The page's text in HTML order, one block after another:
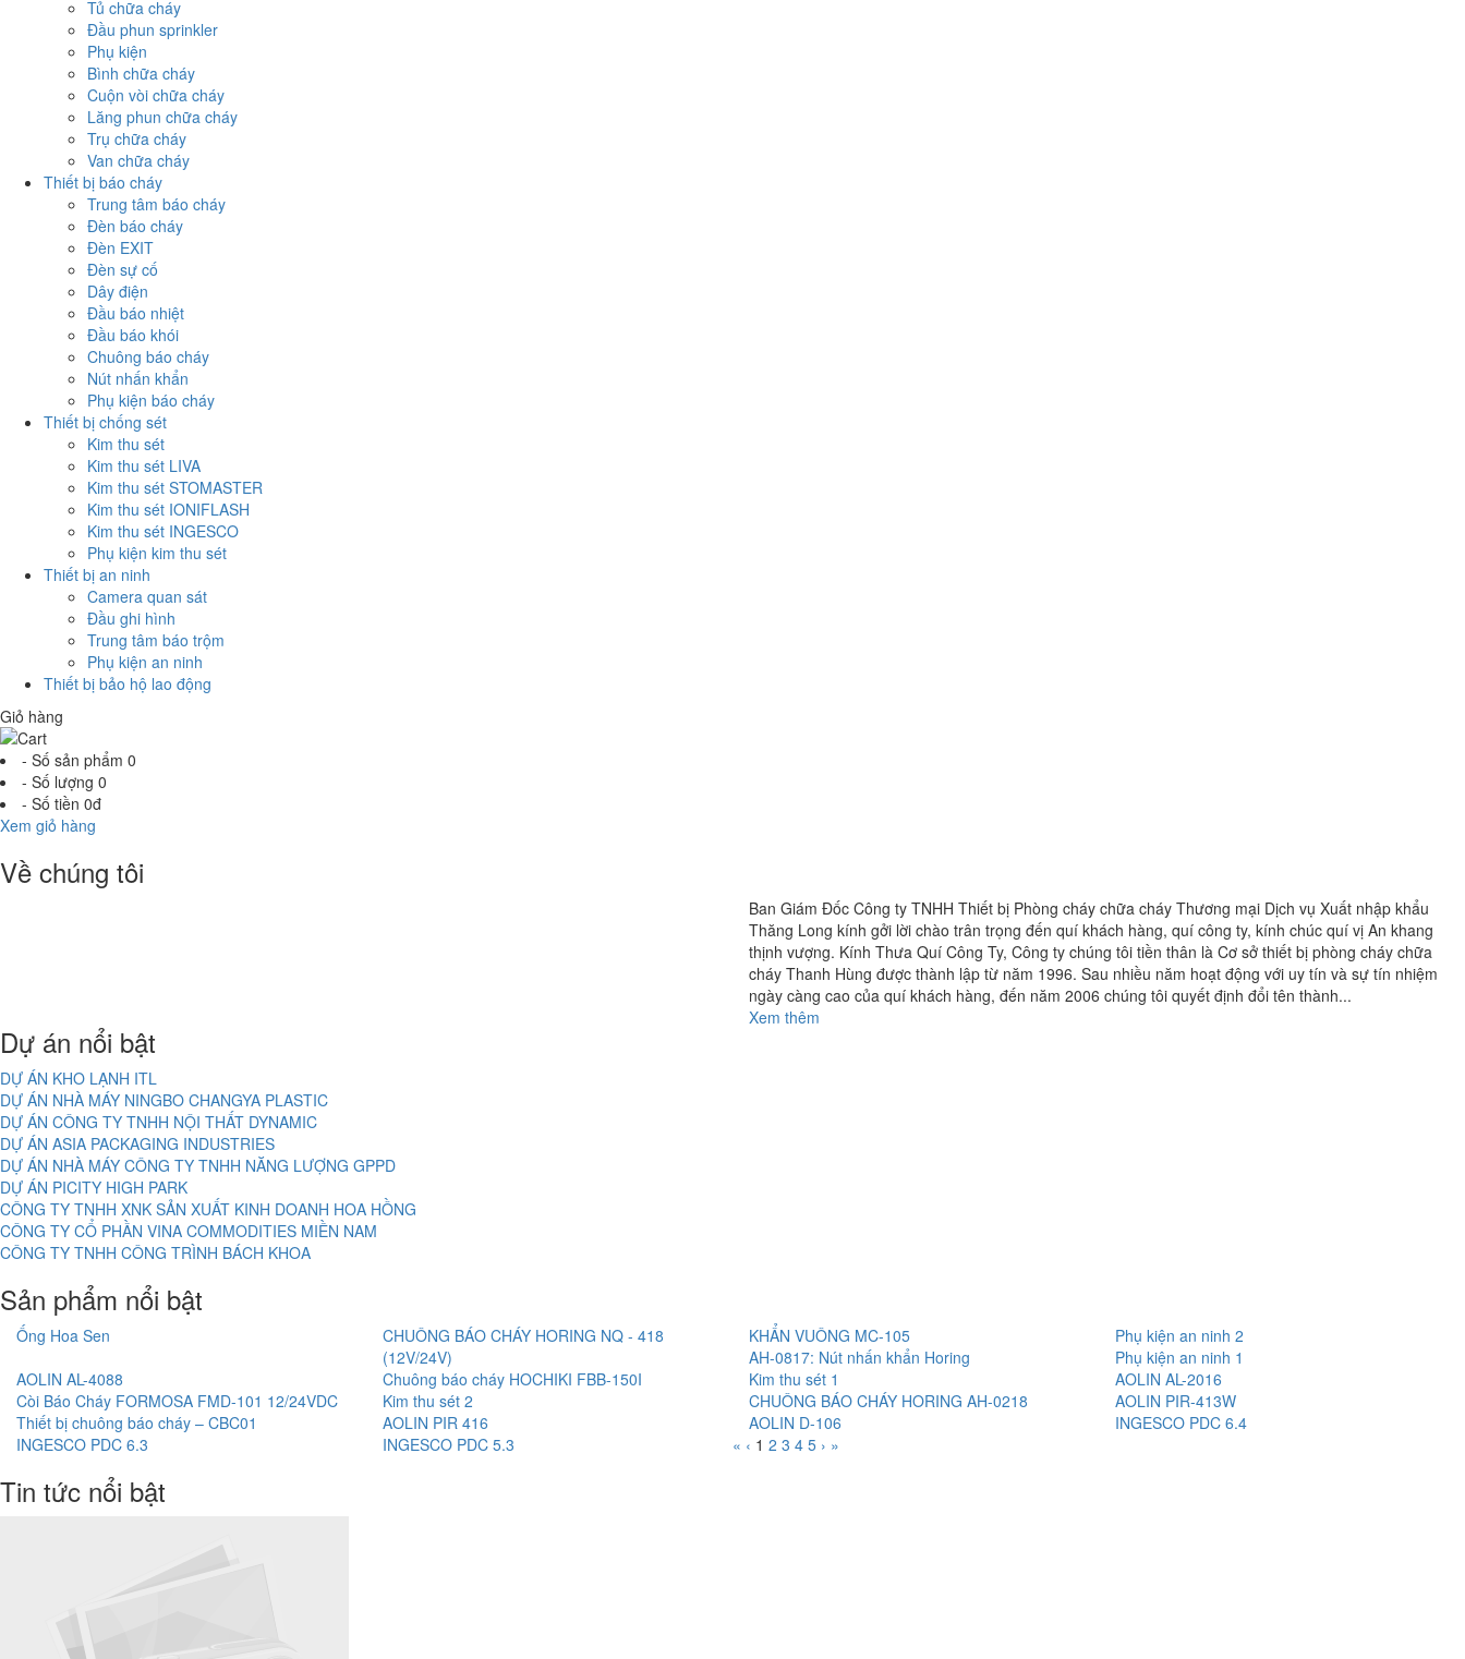
Tủ chữa cháy
Đầu phun sprinkler
Phụ kiện
Bình chữa cháy
Cuộn vòi chữa cháy
Lăng phun chữa cháy
Trụ chữa cháy
Van chữa cháy
Thiết bị báo cháy
Trung tâm báo cháy
Đèn báo cháy
Đèn EXIT
Đèn sự cố
Dây điện
Đầu báo nhiệt
Đầu báo khói
Chuông báo cháy
Nút nhấn khẩn
Phụ kiện báo cháy
Thiết bị chống sét
Kim thu sét
Kim thu sét LIVA
Kim thu sét STOMASTER
Kim thu sét IONIFLASH
Kim thu sét INGESCO
Phụ kiện kim thu sét
Thiết bị an ninh
Camera quan sát
Đầu ghi hình
Trung tâm báo trộm
Phụ kiện an ninh
Thiết bị bảo hộ lao động
Giỏ hàng
- Số sản phẩm 0
- Số lượng 0
- Số tiền 0đ
Xem giỏ hàng
Về chúng tôi
Ban Giám Đốc Công ty TNHH Thiết bị Phòng cháy chữa cháy Thương mại Dịch vụ Xuất nhập khẩu
Thăng Long kính gởi lời chào trân trọng đến quí khách hàng, quí công ty, kính chúc quí vị An khang
thịnh vượng. Kính Thưa Quí Công Ty, Công ty chúng tôi tiền thân là Cơ sở thiết bị phòng cháy chữa
cháy Thanh Hùng được thành lập từ năm 1996. Sau nhiều năm hoạt động với uy tín và sự tín nhiệm
ngày càng cao của quí khách hàng, đến năm 2006 chúng tôi quyết định đổi tên thành...
Xem thêm
Dự án nổi bật
DỰ ÁN KHO LẠNH ITL
DỰ ÁN NHÀ MÁY NINGBO CHANGYA PLASTIC
DỰ ÁN CÔNG TY TNHH NỘI THẤT DYNAMIC
DỰ ÁN ASIA PACKAGING INDUSTRIES
DỰ ÁN NHÀ MÁY CÔNG TY TNHH NĂNG LƯỢNG GPPD
DỰ ÁN PICITY HIGH PARK
CÔNG TY TNHH XNK SẢN XUẤT KINH DOANH HOA HỒNG
CÔNG TY CỔ PHẦN VINA COMMODITIES MIỀN NAM
CÔNG TY TNHH CÔNG TRÌNH BÁCH KHOA
Sản phẩm nổi bật
Ống Hoa Sen
CHUÔNG BÁO CHÁY HORING NQ - 418
(12V/24V)
KHẨN VUÔNG MC-105
Phụ kiện an ninh 2
AH-0817: Nút nhấn khẩn Horing
Phụ kiện an ninh 1
AOLIN AL-4088
Chuông báo cháy HOCHIKI FBB-150I Kim thu sét 1
AOLIN AL-2016
Còi Báo Cháy FORMOSA FMD-101 12/24VDC
Kim thu sét 2 CHUÔNG BÁO CHÁY HORING AH-0218
AOLIN PIR-413W
Thiết bị chuông báo cháy – CBC01
AOLIN PIR 416 AOLIN D-106
INGESCO PDC 6.4
INGESCO PDC 6.3
INGESCO PDC 5.3 « ‹ 1 2 3 4 5 › »
Tin tức nổi bật